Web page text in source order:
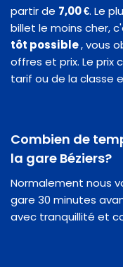
partir de 7,00 €. Le
billet le moins cher,
tôt possible, vous
offres et prix. Le
tarif ou de la classe
Combien de
la gare Béziers?
Normalement nous
gare 30 minutes
avec tranquillité et